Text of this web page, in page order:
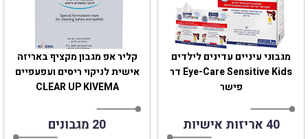
קליר אפ מגבון מקציף באריזה
אישית לניקוי ריסים ועפעפיים
CLEAR UP KIVEMA
20 מגבונים
מגבוני עיניים עדינים לילדים
Eye-Care Sensitive Kids דר
פישר
40 אריזות אישיות